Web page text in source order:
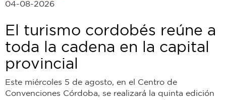
04-08-2026
El turismo cordobés reúne a
toda la cadena en la capital
provincial
Este miércoles 5 de agosto, en el Centro de
Convenciones Córdoba, se realizará la quinta edición